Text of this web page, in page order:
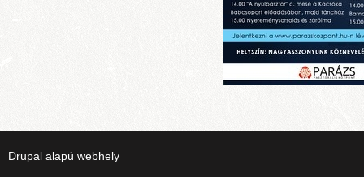
Drupal alapú webhely